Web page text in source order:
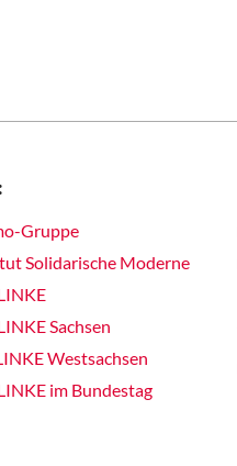
Gruppe
Solidarische Moderne
Sachsen
Westsachsen
im Bundestag